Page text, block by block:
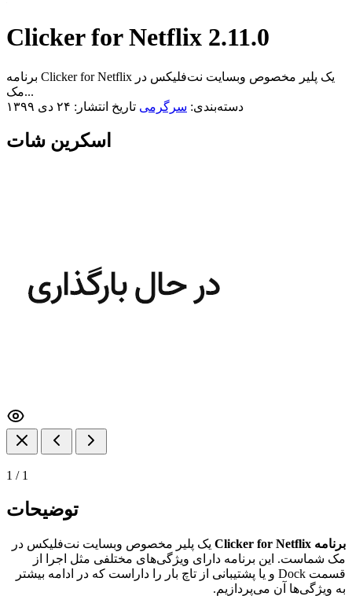
Clicker for Netflix 2.11.0
برنامه Clicker for Netflix یک پلیر مخصوص وبسایت نت‌فلیکس در
مک...
دسته‌بندی: سرگرمی تاریخ انتشار: ۲۴ دی ۱۳۹۹
اسکرین شات
1 / 1
توضیحات
برنامه Clicker for Netflix
یک پلیر مخصوص وبسایت نت‌فلیکس در
مک شماست. این برنامه دارای ویژگی‌های مختلفی مثل اجرا از
قسمت Dock و یا پشتیبانی از تاچ بار را داراست که در ادامه بیشتر
به ویژگی‌ها آن می‌پردازیم.